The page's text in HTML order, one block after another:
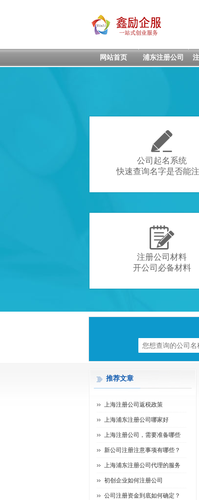
网站首页 浦东注册公司

公司起名系统
快速查询名字是否能

注册公司材料
开公司必备材料
推荐文章
上海注册公司返税政策
上海浦东注册公司哪家好
上海注册公司，需要准备哪些
新公司注册注意事项有哪些？
上海浦东注册公司代理的服务
初创企业如何注册公司
公司注册资金到底如何确定？